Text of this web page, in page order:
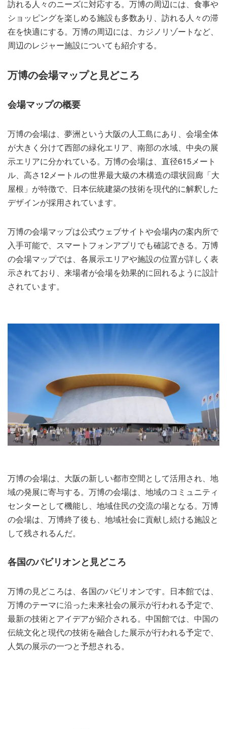
訪れる人々のニーズに対応する。万博の周辺には、食事や
ショッピングを楽しめる施設も多数あり、訪れる人々の滞
在を快適にする。万博の周辺には、カジノリゾートなど、
周辺のレジャー施設についても紹介する。
万博の会場マップと見どころ
会場マップの概要
万博の会場は、夢洲という大阪の人工島にあり、会場全体
が大きく分けて西部の緑化エリア、南部の水域、中央の展
示エリアに分かれている。万博の会場は、直径615メート
ル、高さ12メートルの世界最大級の木構造の環状回廊「大
屋根」が特徴で、日本伝統建築の技術を現代的に解釈した
デザインが採用されています。
万博の会場マップは公式ウェブサイトや会場内の案内所で
入手可能で、スマートフォンアプリでも確認できる。万博
の会場マップでは、各展示エリアや施設の位置が詳しく表
示されており、来場者が会場を効果的に回れるように設計
されています。
万博の会場は、大阪の新しい都市空間として活用され、地
域の発展に寄与する。万博の会場は、地域のコミュニティ
センターとして機能し、地域住民の交流の場となる。万博
の会場は、万博終了後も、地域社会に貢献し続ける施設と
して残されるんだ。
各国のパビリオンと見どころ
万博の見どころは、各国のパビリオンです。日本館では、
万博のテーマに沿った未来社会の展示が行われる予定で、
最新の技術とアイデアが紹介される。中国館では、中国の
伝統文化と現代の技術を融合した展示が行われる予定で、
人気の展示の一つと予想される。